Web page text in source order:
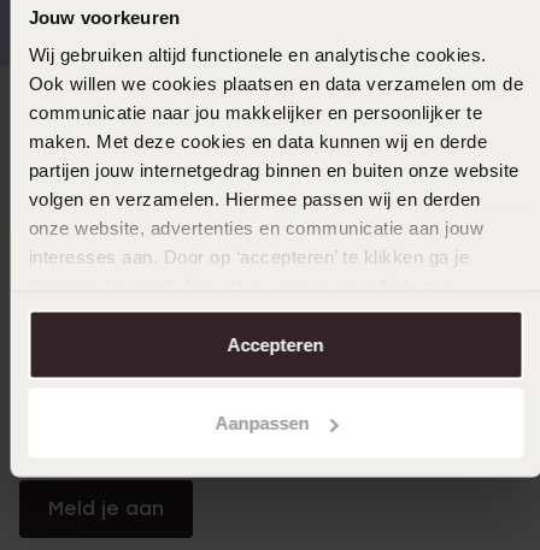
Jouw voorkeuren
Wij gebruiken altijd functionele en analytische cookies.
Ook willen we cookies plaatsen en data verzamelen om de
communicatie naar jou makkelijker en persoonlijker te
maken. Met deze cookies en data kunnen wij en derde
partijen jouw internetgedrag binnen en buiten onze website
volgen en verzamelen. Hiermee passen wij en derden
onze website, advertenties en communicatie aan jouw
interesses aan. Door op ‘accepteren’ te klikken ga je
aanpassen. Lees er meer over in onscookiebeleid.
Accepteren
Aanpassen
Direct naar
Over Lucardi
Word member en ontvang altijd minimaal 10% korting
Meld je aan